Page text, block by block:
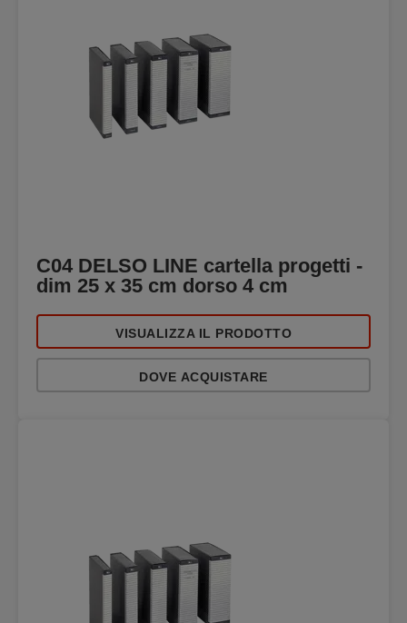
C04 DELSO LINE cartella progetti -
dim 25 x 35 cm dorso 4 cm
VISUALIZZA IL PRODOTTO
DOVE ACQUISTARE